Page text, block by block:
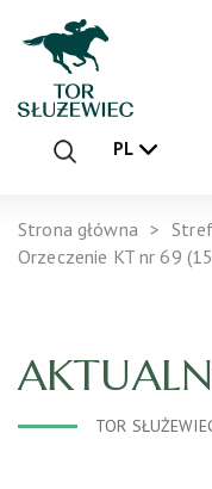
PL
Strona główna
Orzeczenie KT nr 69
TOR